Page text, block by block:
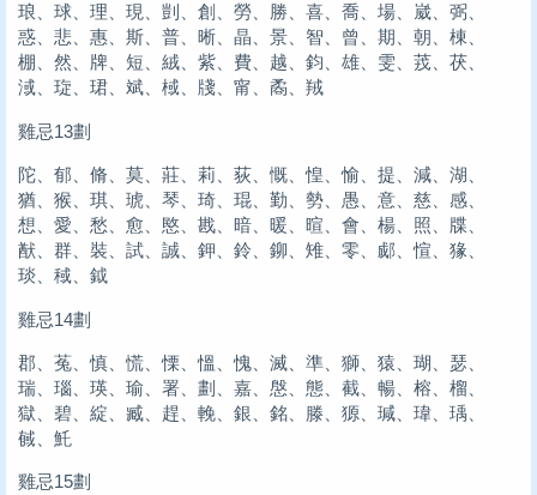
琅、球、理、現、剴、創、勞、勝、喜、喬、場、崴、弼、
惑、悲、惠、斯、普、晰、晶、景、智、曾、期、朝、棟、
棚、然、牌、短、絨、紫、費、越、鈞、雄、雯、茙、茯、
淢、琁、珺、斌、棫、牋、甯、矞、羢
雞忌13劃
陀、郁、脩、莫、莊、莉、荻、慨、惶、愉、提、減、湖、
猶、猴、琪、琥、琴、琦、琨、勤、勢、愚、意、慈、感、
想、愛、愁、愈、愍、戡、暗、暖、暄、會、楊、照、牒、
猷、群、裝、試、誠、鉀、鈴、鉚、雉、零、郕、愃、猭、
琰、稢、鉞
雞忌14劃
郡、菟、慎、慌、慄、慍、愧、滅、準、獅、猿、瑚、瑟、
瑞、瑙、瑛、瑜、署、劃、嘉、慇、態、截、暢、榕、榴、
獄、碧、綻、臧、趕、輓、銀、銘、滕、獂、瑊、瑋、瑀、
戫、魠
雞忌15劃